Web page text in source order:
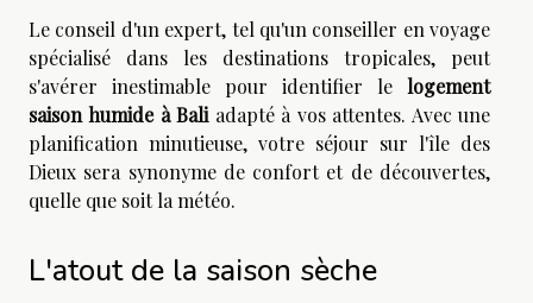
Le conseil d'un expert, tel qu'un conseiller en voyage
spécialisé dans les destinations tropicales, peut
s'avérer inestimable pour identifier le logement
saison humide à Bali adapté à vos attentes. Avec une
planification minutieuse, votre séjour sur l'île des
Dieux sera synonyme de confort et de découvertes,
quelle que soit la météo.
L'atout de la saison sèche